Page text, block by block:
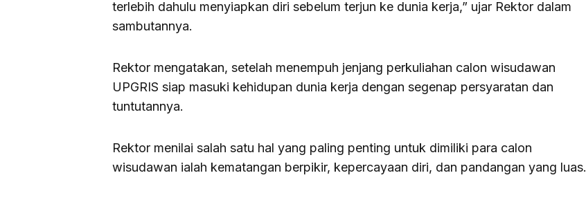
terlebih dahulu menyiapkan diri sebelum terjun ke dunia kerja,” ujar Rektor dalam
sambutannya.
Rektor mengatakan, setelah menempuh jenjang perkuliahan calon wisudawan
UPGRIS siap masuki kehidupan dunia kerja dengan segenap persyaratan dan
tuntutannya.
Rektor menilai salah satu hal yang paling penting untuk dimiliki para calon
wisudawan ialah kematangan berpikir, kepercayaan diri, dan pandangan yang luas.